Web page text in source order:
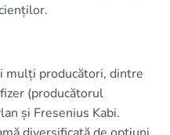
mulți producători, dintre
(producătorul
și Fresenius Kabi.